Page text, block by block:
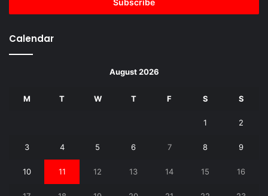
Calendar
August 2026
M T W T F S S
1 2
3 4 5 6 7 8 9
10 11 12 13 14 15 16